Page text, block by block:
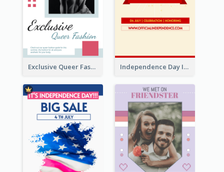
Exclusive Queer Fashion Instagram Story Independence Day Info Instagram Story